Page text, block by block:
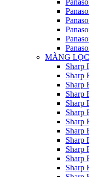
MÀNG
Sharp
Sharp
Sharp
Sharp
Sharp
Sharp
Sharp
Sharp
Sharp
Sharp
Sharp
Sharp